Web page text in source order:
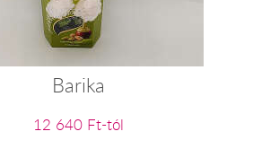
Barika
12 640 Ft-tól